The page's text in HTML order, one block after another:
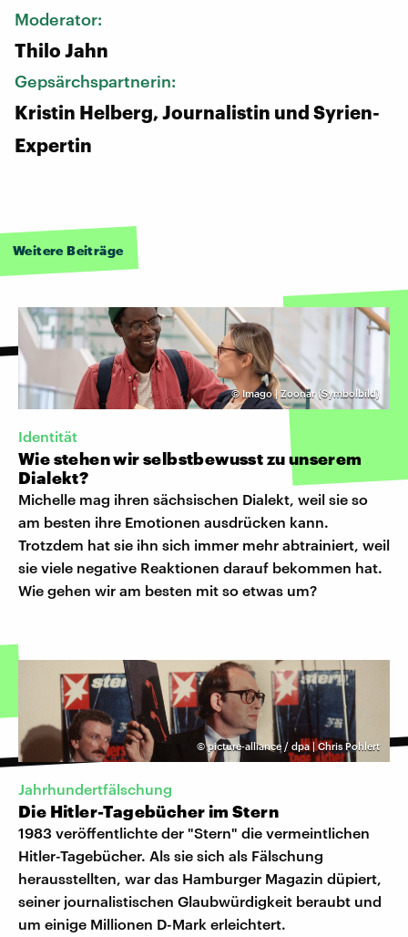
Moderator:
Thilo Jahn
Gepsärchspartnerin:
Kristin Helberg, Journalistin und Syrien-
Expertin
Weitere Beiträge
© Imago | Zoonar (Symbolbild)
Identität
Wie stehen wir selbstbewusst zu unserem
Dialekt?
Michelle mag ihren sächsischen Dialekt, weil sie so
am besten ihre Emotionen ausdrücken kann.
Trotzdem hat sie ihn sich immer mehr abtrainiert, weil
sie viele negative Reaktionen darauf bekommen hat.
Wie gehen wir am besten mit so etwas um?
©picture-alliance / dpa | Chris Pohlert
Jahrhundertfälschung
Die Hitler-Tagebücher im Stern
1983 veröffentlichte der "Stern" die vermeintlichen
Hitler-Tagebücher. Als sie sich als Fälschung
herausstellten, war das Hamburger Magazin düpiert,
seiner journalistischen Glaubwürdigkeit beraubt und
um einige Millionen D-Mark erleichtert.